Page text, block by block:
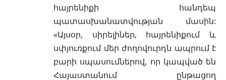
հայրենիքի հանդեպ
պատասխանատվության մասին:
«Այսօր, սիրելիներ, հայրենիքում և
սփյուռքում մեր ժողովուրդն ապրում է
բարի սպասումներով, որ կապված են
Հայաստանում ընթացող